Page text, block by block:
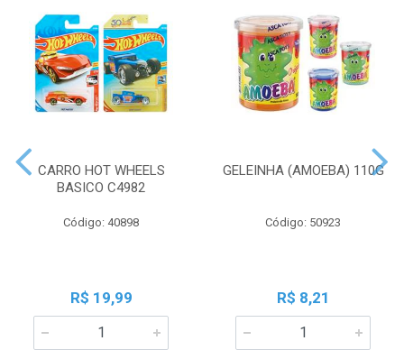
CARRO HOT WHEELS
BASICO C4982
Código: 40898
R$ 19,99
GELEINHA (AMOEBA) 110G
Código: 50923
R$ 8,21